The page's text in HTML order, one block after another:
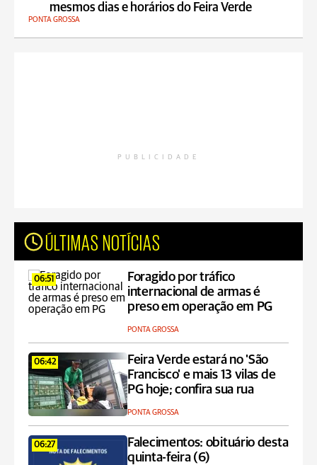
mesmos dias e horários do Feira Verde
PONTA GROSSA
PUBLICIDADE
ÚLTIMAS NOTÍCIAS
06:51
Foragido por tráfico
internacional de armas é
preso em operação em PG
PONTA GROSSA
06:42
Feira Verde estará no 'São
Francisco' e mais 13 vilas de
PG hoje; confira sua rua
PONTA GROSSA
06:27
Falecimentos: obituário desta
quinta-feira (6)